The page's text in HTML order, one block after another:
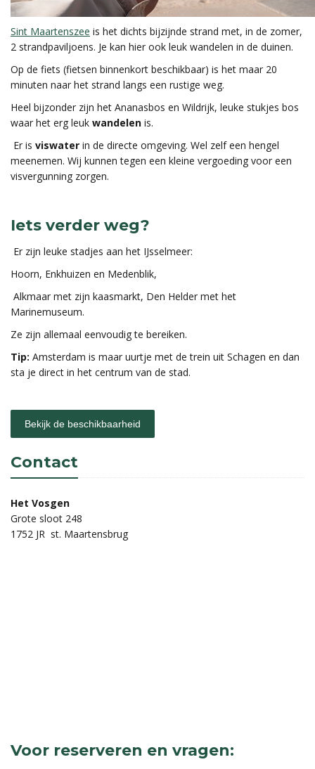
Sint Maartenszee is het dichts bijzijnde strand met, in de zomer,
2 strandpaviljoens. Je kan hier ook leuk wandelen in de duinen.
Op de fiets (fietsen binnenkort beschikbaar) is het maar 20
minuten naar het strand langs een rustige weg.
Heel bijzonder zijn het Ananasbos en Wildrijk, leuke stukjes bos
waar het erg leuk wandelen is.
Er is viswater in de directe omgeving. Wel zelf een hengel
meenemen. Wij kunnen tegen een kleine vergoeding voor een
visvergunning zorgen.
Iets verder weg?
Er zijn leuke stadjes aan het IJsselmeer:
Hoorn, Enkhuizen en Medenblik,
Alkmaar met zijn kaasmarkt, Den Helder met het
Marinemuseum.
Ze zijn allemaal eenvoudig te bereiken.
Tip: Amsterdam is maar uurtje met de trein uit Schagen en dan
sta je direct in het centrum van de stad.
Bekijk de beschikbaarheid
Contact
Het Vosgen
Grote sloot 248
1752 JR st. Maartensbrug
Voor reserveren en vragen: